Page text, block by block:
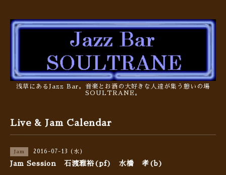
浅草にあるJazz Bar。音楽とお酒の大好きな人達が集う憩いの場
SOULTRANE。
Live & Jam Calendar
Jam 2016-07-13 (水)
Jam Session 石渡雅裕(pf) 水橋 孝(b)